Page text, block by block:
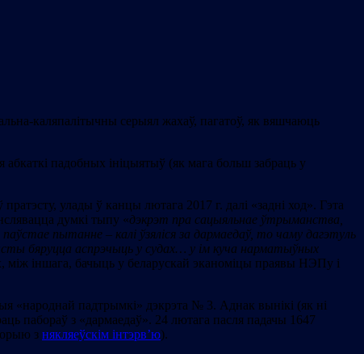
каляпалітычны серыял жахаў, пагатоў, як вяшчаюць
падобных ініцыятыў (як мага больш забраць у
улады ў канцы лютага 2017 г. далі «задні ход». Гэта
думкі тыпу «дэкрэт пра сацыяльнае ўтрыманства,
пытанне – калі ўзяліся за дармаедаў, то чаму дагэтуль
бяруцца аспрэчыць у судах… у ім куча нарматыўных
між іншага, бачыць у беларускай эканоміцы праявы НЭПу і
«народнай падтрымкі» дэкрэта № 3. Аднак вынікі (як ні
пабораў з «дармаедаў». 24 лютага пасля падачы 1647
з някляеўскім інтэрв’ю).